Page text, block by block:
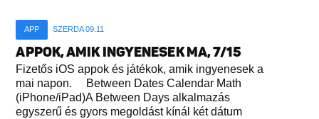
APP SZERDA 09:11
APPOK, AMIK INGYENESEK MA, 7/15
Fizetős iOS appok és játékok, amik ingyenesek a
mai napon. Between Dates Calendar Math
(iPhone/iPad)A Between Days alkalmazás
egyszerű és gyors megoldást kínál két dátum